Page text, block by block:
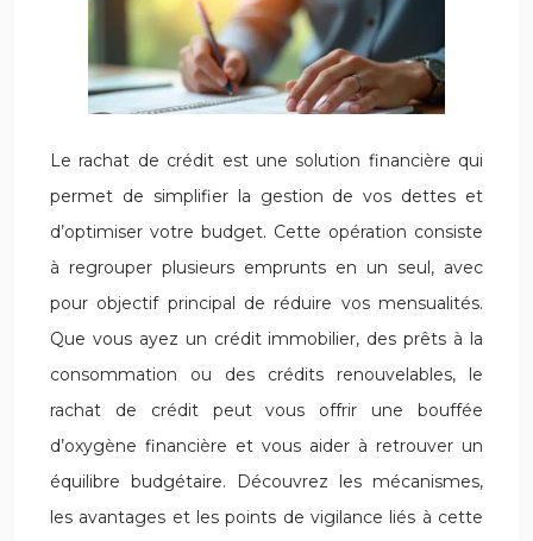
Le rachat de crédit est une solution financière qui
permet de simplifier la gestion de vos dettes et
d’optimiser votre budget. Cette opération consiste
à regrouper plusieurs emprunts en un seul, avec
pour objectif principal de réduire vos mensualités.
Que vous ayez un crédit immobilier, des prêts à la
consommation ou des crédits renouvelables, le
rachat de crédit peut vous offrir une bouffée
d’oxygène financière et vous aider à retrouver un
équilibre budgétaire. Découvrez les mécanismes,
les avantages et les points de vigilance liés à cette